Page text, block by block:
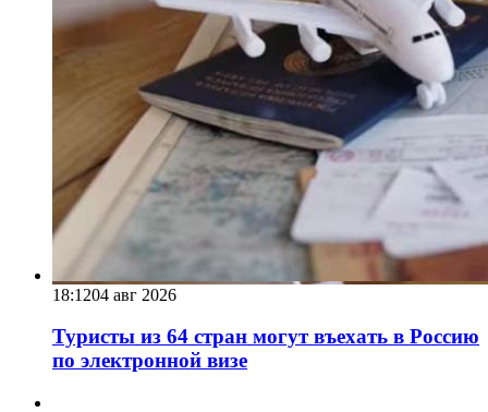
18:1204 авг 2026
Туристы из 64 стран могут въехать в Россию
по электронной визе